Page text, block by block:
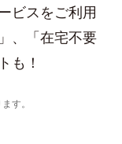
ビスをご利用
、「在宅不要
も！
す。